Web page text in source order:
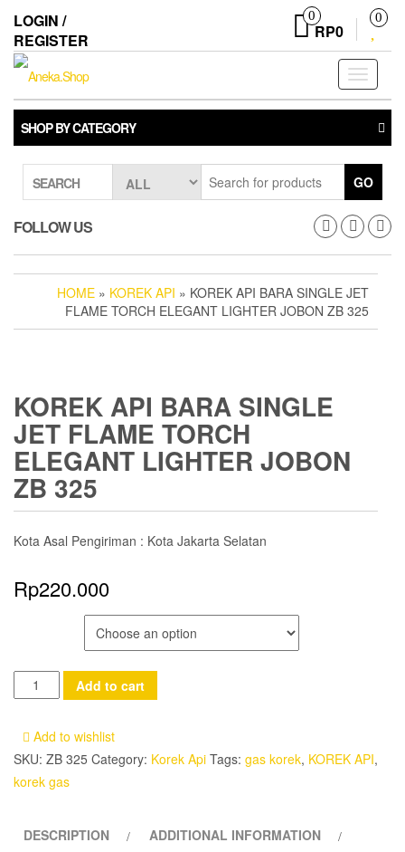
the
content
LOGIN /
REGISTER
0
RP0
0
Toggle
SHOP BY CATEGORY
SEARCH GO
FOLLOW US
HOME » KOREK API » KOREK API BARA SINGLE JET
FLAME TORCH ELEGANT LIGHTER JOBON ZB 325
KOREK API BARA SINGLE
JET FLAME TORCH
ELEGANT LIGHTER JOBON
ZB 325
Kota Asal Pengiriman : Kota Jakarta Selatan
Rp220.000
Korek
Api
Flame
Elegant
Add to cart
Add to wishlist
SKU: ZB 325 Category: Korek Api Tags: gas korek, KOREK API,
korek gas
DESCRIPTION
ADDITIONAL INFORMATION